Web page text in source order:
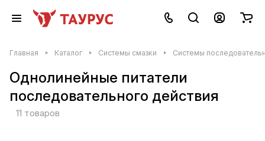
Главная Каталог Системы смазки Системы
Однолинейные питатели
последовательного действия
11 товаров